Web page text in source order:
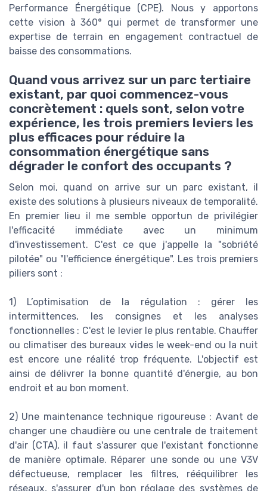
Performance Énergétique (CPE). Nous y apportons
cette vision à 360° qui permet de transformer une
expertise de terrain en engagement contractuel de
baisse des consommations.
Quand vous arrivez sur un parc tertiaire
existant, par quoi commencez-vous
concrètement : quels sont, selon votre
expérience, les trois premiers leviers les
plus efficaces pour réduire la
consommation énergétique sans
dégrader le confort des occupants ?
Selon moi, quand on arrive sur un parc existant, il
existe des solutions à plusieurs niveaux de temporalité.
En premier lieu il me semble opportun de privilégier
l'efficacité immédiate avec un minimum
d'investissement. C'est ce que j'appelle la "sobriété
pilotée" ou "l'efficience énergétique". Les trois premiers
piliers sont :
1) L’optimisation de la régulation : gérer les
intermittences, les consignes et les analyses
fonctionnelles : C'est le levier le plus rentable. Chauffer
ou climatiser des bureaux vides le week-end ou la nuit
est encore une réalité trop fréquente. L'objectif est
ainsi de délivrer la bonne quantité d'énergie, au bon
endroit et au bon moment.
2) Une maintenance technique rigoureuse : Avant de
changer une chaudière ou une centrale de traitement
d'air (CTA), il faut s'assurer que l'existant fonctionne
de manière optimale. Réparer une sonde ou une V3V
défectueuse, remplacer les filtres, rééquilibrer les
réseaux, s'assurer d'un bon réglage des systèmes de